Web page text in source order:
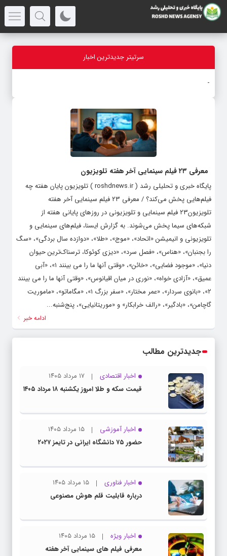
سرتیتر جدیدترین اخبار
ح
معرفی ۲۳ فیلم سینمایی آخر هفته تلویزیون
پایگاه خبری و تحلیلی رشد ( roshdnews.ir ) تلویزیون پایان هفته چه
فیلم‌هایی پخش می‌کند؟ / معرفی ۲۳ فیلم سینمایی آخر هفته
تلویزیون۲۳ فیلم سینمایی و تلویزیونی در روزهای پایانی هفته از
شبکه‌های سیما پخش می‌شوند. به گزارش ایسنا، فیلم‌های سینمایی و
تلویزیونی و انیمیشن «اتحاد»، «موج»، «طلا»، «دوازده سال بردگی»، «سگ
را بجنبان»، «هناس»، «فصل سرد»، «دیزی کوئوکا، ترسناک‌ترین حیوان
دنیا»، «موجود فضایی»، «خائن»، «وقتی آنها ما را می بینند ۱»، «آبی
عمیق»، «آزادی خواه»، «نوری در میان اقیانوس»، «وقتی آنها ما را می بینند
۲»، «بانوی سردار»، «عمر مختار»، «سفر بزرگ ۱»، «مگاماتو»، «ماموریت
گاچامن»، «بادگیر»، «رالف خرابکار» و «موریتانیایی»، پنج‌شنبه...
ادامه خبر
جدیدترین مطالب
اخبار اقتصادی
۱۷ مرداد ۱۴۰۵
قیمت سکه و طلا امروز یکشنبه ۱۸ مرداد ۱۴۰۵
اخبار آموزشی
۱۵ مرداد ۱۴۰۵
حضور ۷۵ دانشگاه ایرانی در تایمز ۲۰۲۷
اخبار فناوری
۱۵ مرداد ۱۴۰۵
درباره قابلیت قلم هوش مصنوعی
اخبار ویژه
۱۵ مرداد ۱۴۰۵
معرفی فیلم های سینمایی آخر هفته